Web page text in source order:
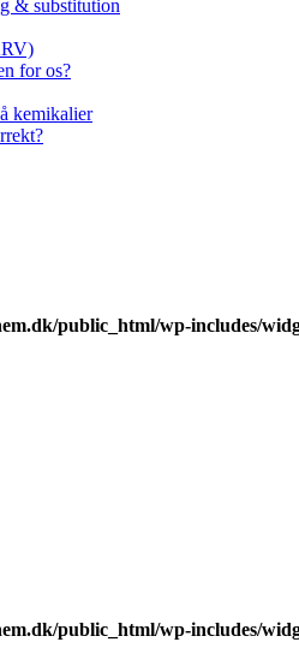
& substitution
for os?
kemikalier
public_html/wp-includes/
public_html/wp-includes/